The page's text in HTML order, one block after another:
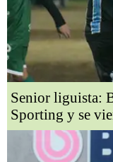
Senior liguista:
Sporting y se